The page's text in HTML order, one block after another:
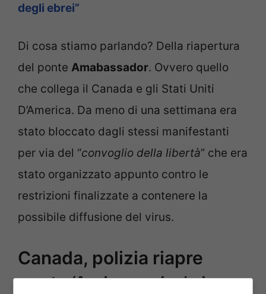
degli ebrei”
Di cosa stiamo parlando? Della riapertura
del ponte Amabassador. Ovvero quello
che collega il Canada e gli Stati Uniti
D’America. Da meno di una settimana era
stato bloccato dagli stessi manifestanti
per via del “convoglio della libertà” che era
stato organizzato appunto contro le
restrizioni finalizzate a contenere la
possibile diffusione del virus.
Canada, polizia riapre
ponte ‘Ambassador’ che